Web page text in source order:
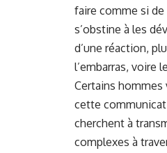
faire comme si de
s’obstine à les
d’une réaction,
l’embarras, voire
Certains
cette
cherchent à
complexes à